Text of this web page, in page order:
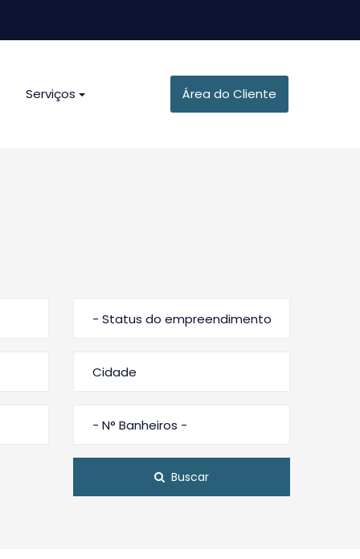
Serviços Área do Cliente
- Status do empreendimento -
Cidade
- N° Banheiros -
Buscar